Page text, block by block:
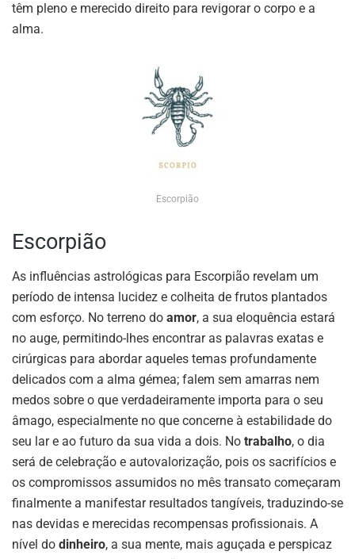
têm pleno e merecido direito para revigorar o corpo e a
alma.
Escorpião
Escorpião
As influências astrológicas para Escorpião revelam um
período de intensa lucidez e colheita de frutos plantados
com esforço. No terreno do amor, a sua eloquência estará
no auge, permitindo-lhes encontrar as palavras exatas e
cirúrgicas para abordar aqueles temas profundamente
delicados com a alma gémea; falem sem amarras nem
medos sobre o que verdadeiramente importa para o seu
âmago, especialmente no que concerne à estabilidade do
seu lar e ao futuro da sua vida a dois. No trabalho, o dia
será de celebração e autovalorização, pois os sacrifícios e
os compromissos assumidos no mês transato começaram
finalmente a manifestar resultados tangíveis, traduzindo-se
nas devidas e merecidas recompensas profissionais. A
nível do dinheiro, a sua mente, mais aguçada e perspicaz